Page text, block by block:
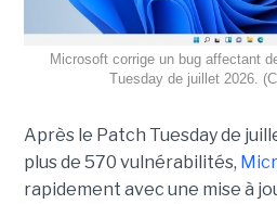
Microsoft corrige un bug affectant
Tuesday de juillet 2026.
Après le Patch Tuesday de
plus de 570 vulnérabilités,
rapidement avec une mise à